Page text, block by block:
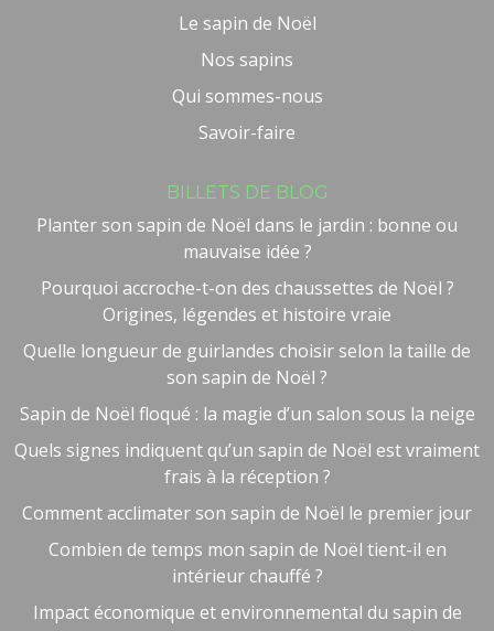
Le sapin de Noël
Nos sapins
Qui sommes-nous
Savoir-faire
BILLETS DE BLOG
Planter son sapin de Noël dans le jardin : bonne ou
mauvaise idée ?
Pourquoi accroche-t-on des chaussettes de Noël ?
Origines, légendes et histoire vraie
Quelle longueur de guirlandes choisir selon la taille de
son sapin de Noël ?
Sapin de Noël floqué : la magie d’un salon sous la neige
Quels signes indiquent qu’un sapin de Noël est vraiment
frais à la réception ?
Comment acclimater son sapin de Noël le premier jour
Combien de temps mon sapin de Noël tient-il en
intérieur chauffé ?
Impact économique et environnemental du sapin de